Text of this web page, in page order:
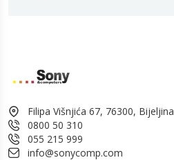
Filipa Višnjića 67, 76300, Bijeljina
0800 50 310
055 215 999
info@sonycomp.com